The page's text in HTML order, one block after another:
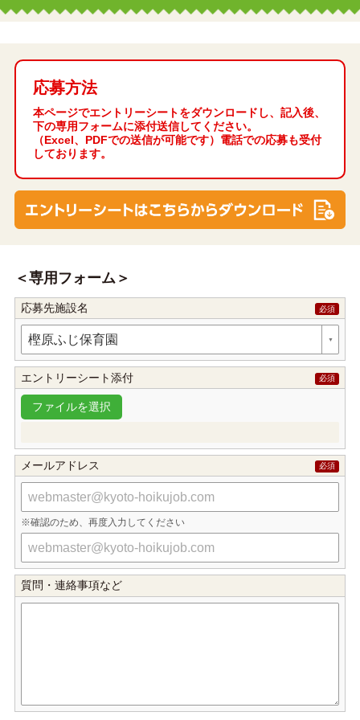
応募方法
本ページでエントリーシートをダウンロードし、記入後、
下の専用フォームに添付送信してください。
（Excel、PDFでの送信が可能です）電話での応募も受付
しております。
専用フォーム
応募先施設名
エントリーシート添付
メールアドレス
確認のため、再度入力してください
質問・連絡事項など